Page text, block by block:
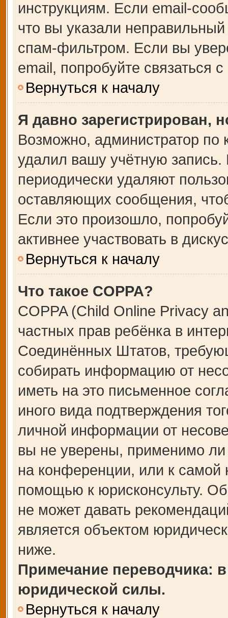
инструкциям. Если email-
что вы указали
спам-фильтром. Если вы
email, попробуйте связаться
Вернуться к началу
Я давно зарегистрирован,
Возможно, администратор по
удалил вашу учётную
периодически удаляют
оставляющих сообщения,
Если это произошло,
активнее участвовать в
Вернуться к началу
Что такое COPPA?
COPPA (Child Online Privacy
частных прав ребёнка в
Соединённых Штатов,
собирать информацию от
иметь на это письменное
иного вида подтверждения
личной информации от
вы не уверены, применимо ли
на конференции, или к самой
помощью к юрисконсульту.
не может давать
является объектом
ниже.
Примечание переводчика:
юридической силы.
Вернуться к началу